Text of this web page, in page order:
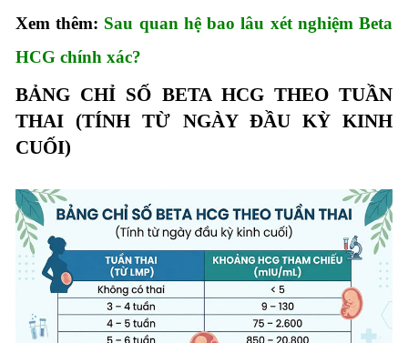
Xem thêm: Sau quan hệ bao lâu xét nghiệm Beta
HCG chính xác?
BẢNG CHỈ SỐ BETA HCG THEO TUẦN
THAI (TÍNH TỪ NGÀY ĐẦU KỲ KINH
CUỐI)